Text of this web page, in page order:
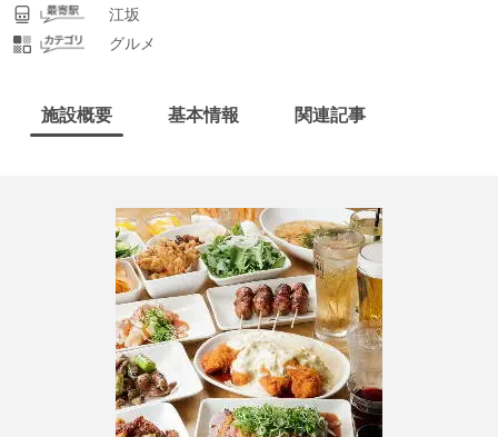
江坂
グルメ
施設概要 基本情報 関連記事